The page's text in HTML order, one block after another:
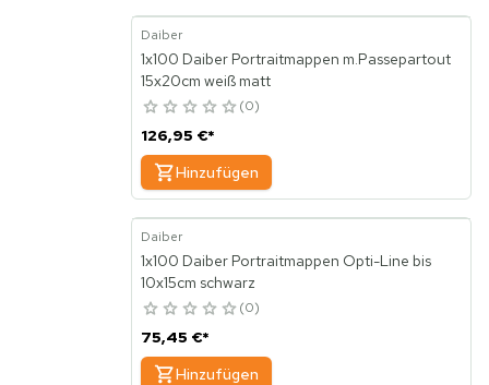
Daiber
1x100 Daiber Portraitmappen m.Passepartout
15x20cm weiß matt
0
126,95 €*
Hinzufügen
Daiber
1x100 Daiber Portraitmappen Opti-Line bis
10x15cm schwarz
0
75,45 €*
Hinzufügen